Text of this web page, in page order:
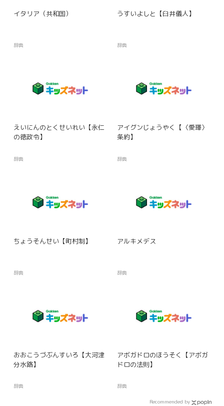
イタリア（共和国）
辞典
うすいよしと【臼井儀人】
辞典
えいにんのとくせいれい【永仁
の徳政令】
辞典
アイグンじょうやく【〈愛琿〉
条約】
辞典
ちょうそんせい【町村制】
辞典
アルキメデス
辞典
おおこうづぶんすいろ【大河津
分水路】
辞典
アボガドロのほうそく【アボガ
ドロの法則】
辞典
Recommended by